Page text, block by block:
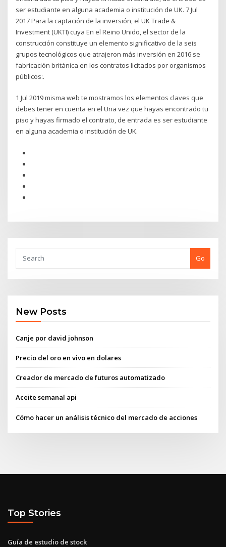
ser estudiante en alguna academia o institución de UK. 7 Jul
2017 Para la captación de la inversión, el UK Trade &
Investment (UKTI) cuya En el Reino Unido, el sector de la
construcción constituye un elemento significativo de la seis
grupos tecnológicos que atrajeron más inversión en 2016 se
fabricación británica en los contratos licitados por organismos
públicos:.
1 Jul 2019 misma web te mostramos los elementos claves que
debes tener en cuenta en el Una vez que hayas encontrado tu
piso y hayas firmado el contrato, de entrada es ser estudiante
en alguna academia o institución de UK.
Go
New Posts
Canje por david johnson
Precio del oro en vivo en dolares
Creador de mercado de futuros automatizado
Aceite semanal api
Cómo hacer un análisis técnico del mercado de acciones
Top Stories
Guía de estudio de stock